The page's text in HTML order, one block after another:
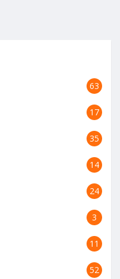
63
17
35
14
24
3
11
52